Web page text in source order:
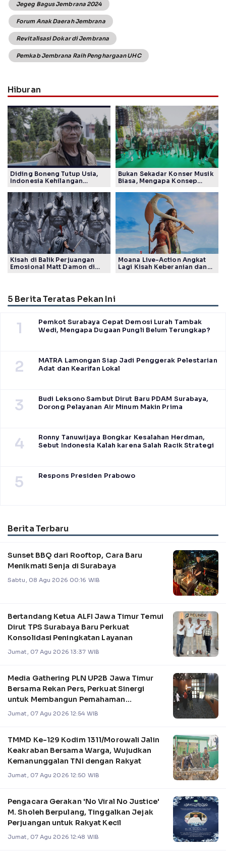
Jegeg Bagus Jembrana 2024
Forum Anak Daerah Jembrana
Revitalisasi Dokar di Jembrana
Pemkab Jembrana Raih Penghargaan UHC
Hiburan
Diding Boneng Tutup Usia,
Indonesia Kehilangan
Generasi
Bukan Sekadar Konser Musik
Biasa, Mengapa Konsep
Tuai Pujian Banyak Pihak
Kisah di Balik Perjuangan
Emosional Matt Damon di
Moana Live-Action Angkat
Lagi Kisah Keberanian dan
5 Berita Teratas Pekan Ini
1
Pemkot Surabaya Cepat Demosi Lurah Tambak
Wedi, Mengapa Dugaan Pungli Belum Terungkap?
2
MATRA Lamongan Siap Jadi Penggerak Pelestarian
Adat dan Kearifan Lokal
3
Budi Leksono Sambut Dirut Baru PDAM Surabaya,
Dorong Pelayanan Air Minum Makin Prima
4
Ronny Tanuwijaya Bongkar Kesalahan Herdman,
Sebut Indonesia Kalah karena Salah Racik Strategi
5 Respons Presiden Prabowo
Berita Terbaru
Sunset BBQ dari Rooftop, Cara Baru
Menikmati Senja di Surabaya
Sabtu, 08 Agu 2026 00:16 WIB
Bertandang Ketua ALFI Jawa Timur Temui
Dirut TPS Surabaya Baru Perkuat
Konsolidasi Peningkatan Layanan
Jumat, 07 Agu 2026 13:37 WIB
Media Gathering PLN UP2B Jawa Timur
Bersama Rekan Pers, Perkuat Sinergi
untuk Membangun Pemahaman
Pengelolaan Sistem Kel
Jumat, 07 Agu 2026 12:54 WIB
TMMD Ke-129 Kodim 1311/Morowali Jalin
Keakraban Bersama Warga, Wujudkan
Kemanunggalan TNI dengan Rakyat
Jumat, 07 Agu 2026 12:50 WIB
Pengacara Gerakan 'No Viral No Justice'
M. Sholeh Berpulang, Tinggalkan Jejak
Perjuangan untuk Rakyat Kecil
Jumat, 07 Agu 2026 12:48 WIB